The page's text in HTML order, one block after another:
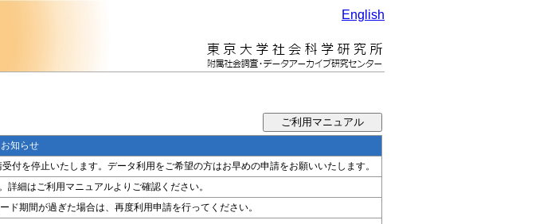
English
お知らせ
を停止いたします。データ利用をご希望の方はお早めの申請をお願いいたします。
細はご利用マニュアルよりご確認ください。
期間が過ぎた場合は、再度利用申請を行ってください。